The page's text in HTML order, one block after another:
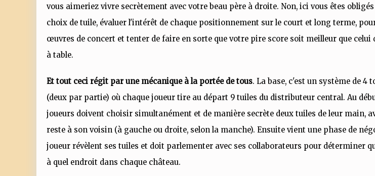
vous aimeriez vivre secrètement avec votre beau père à droite. Non, ici vous êtes
choix de tuile, évaluer l'intérêt de chaque positionnement sur le court et long terme,
œuvres de concert et tenter de faire en sorte que votre pire score soit meilleur que celui
à table.
Et tout ceci régit par une mécanique à la portée de tous. La base, c'est un système de 4
(deux par partie) où chaque joueur tire au départ 9 tuiles du distributeur central. Au
joueurs doivent choisir simultanément et de manière secrète deux tuiles de leur main,
reste à son voisin (à gauche ou droite, selon la manche). Ensuite vient une phase de
joueur révèlent ses tuiles et doit parlementer avec ses collaborateurs pour déterminer
à quel endroit dans chaque château.